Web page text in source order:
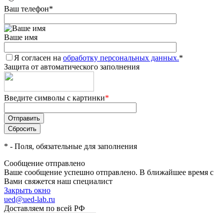
Ваш телефон*
Ваше имя
Я согласен на обработку персональных данных.*
Защита от автоматического заполнения
Введите символы с картинки*
* - Поля, обязательные для заполнения
Сообщение отправлено
Ваше сообщение успешно отправлено. В ближайшее время с
Вами свяжется наш специалист
Закрыть окно
ued@ued-lab.ru
Доставляем по всей РФ